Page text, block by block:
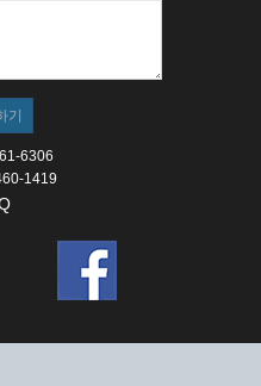
6306
1419